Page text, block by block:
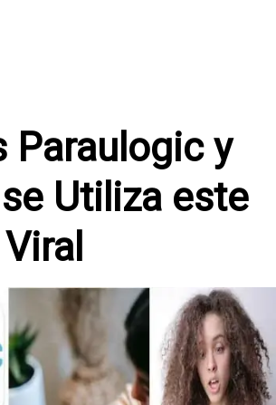
Paraulogic y
Utiliza este